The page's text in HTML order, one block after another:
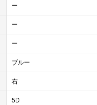
ー
ー
ー
ブルー
右
5D